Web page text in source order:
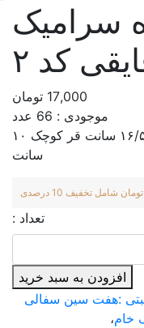
سرامیک
کد ۲
17,000 تومان
موجودی : 66 عدد
سایز ارتفا ۱۰ سانت قطر بزرگ ۱۶/۵ سانت قر کوچک ۱۰
سانت
شامل تخفیف 10 درصدی
تعداد :
افزودن به سبد خرید
:هفت سین سفالی
خام،